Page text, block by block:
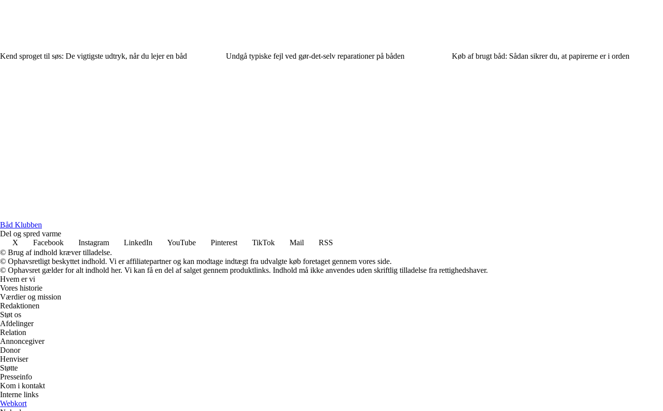
Kend sproget til søs: De vigtigste udtryk, når du lejer en båd Undgå typiske fejl ved gør-det-selv reparationer på båden Køb af brugt båd: Sådan sikrer du, at papirerne er i orden
Båd Klubben
Del og spred varme
X
Facebook Instagram LinkedIn YouTube Pinterest TikTok Mail
RSS
© Brug af indhold kræver tilladelse.
© Ophavsretligt beskyttet indhold. Vi er affiliatepartner og kan modtage indtægt fra udvalgte køb foretaget gennem vores side.
© Ophavsret gælder for alt indhold her. Vi kan få en del af salget gennem produktlinks. Indhold må ikke anvendes uden skriftlig tilladelse fra rettighedshaver.
Hvem er vi
Vores historie
Værdier og mission
Redaktionen
Støt os
Afdelinger
Relation
Annoncegiver
Donor
Henviser
Støtte
Presseinfo
Kom i kontakt
Interne links
Webkort